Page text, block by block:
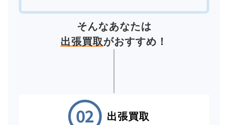
そんなあなたは
出張買取がおすすめ！
出張買取